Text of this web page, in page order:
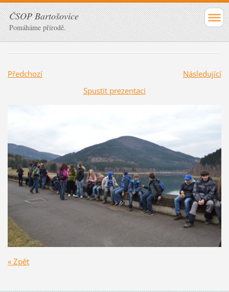
ČSOP Bartošovice
Pomáháme přírodě.
Předchozí
Následující
Spustit prezentaci
« Zpět